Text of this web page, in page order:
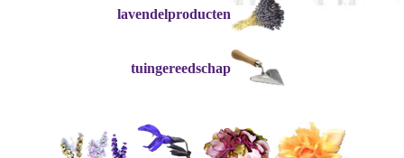
lavendelproducten
tuingereedschap